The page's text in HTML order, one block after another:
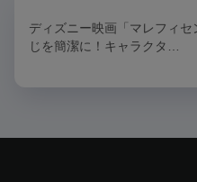
ディズニー映画「マレフィセ
じを簡潔に！キャラクタ…